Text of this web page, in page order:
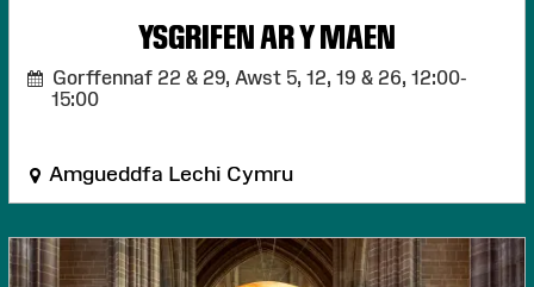
YSGRIFEN AR Y MAEN
Gorffennaf 22 & 29, Awst 5, 12, 19 & 26, 12:00-
15:00
Amgueddfa Lechi Cymru